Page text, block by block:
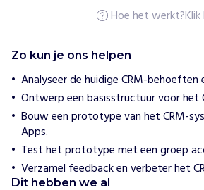
c
h
t
Lees
meer
Hoe het werkt?
Zo kun je ons helpen
Analyseer de huidige CRM-behoeften
Ontwerp een basisstructuur voor het
Bouw een prototype van het CRM-
Apps.
Test het prototype met een groep
Verzamel feedback en verbeter het
Dit hebben we al